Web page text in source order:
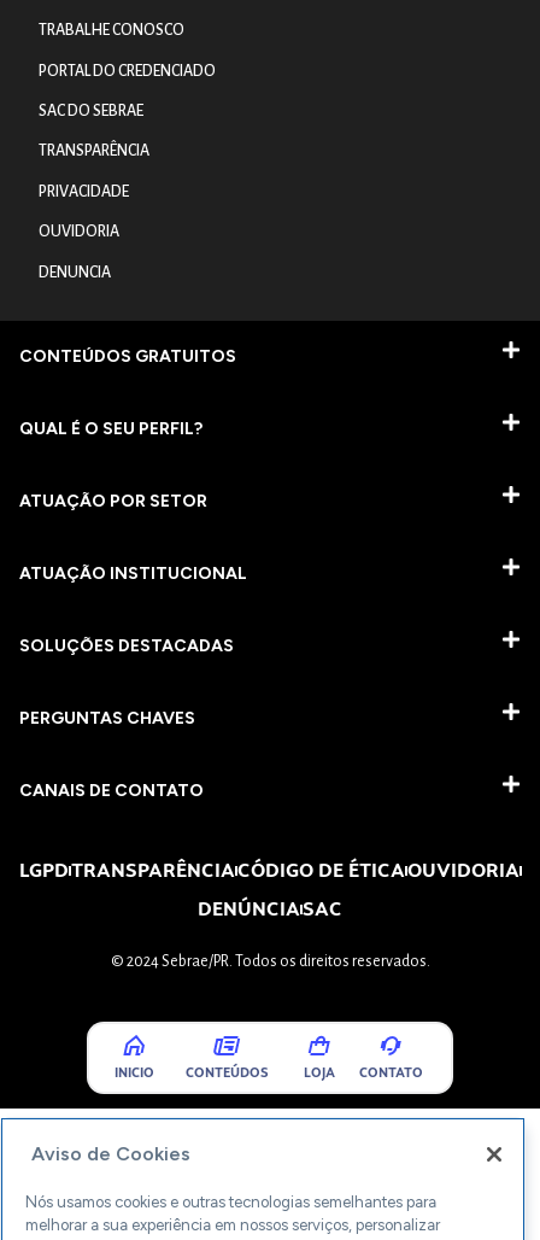
TRABALHE CONOSCO
PORTAL DO CREDENCIADO
SAC DO SEBRAE
TRANSPARÊNCIA
PRIVACIDADE
OUVIDORIA
DENUNCIA
CONTEÚDOS GRATUITOS
QUAL É O SEU PERFIL?
ATUAÇÃO POR SETOR
ATUAÇÃO INSTITUCIONAL
SOLUÇÕES DESTACADAS
PERGUNTAS CHAVES​
CANAIS DE CONTATO
LGPDTRANSPARÊNCIACÓDIGO DE ÉTICAOUVIDORIA
DENÚNCIASAC
© 2024 Sebrae/PR. Todos os direitos reservados.
INICIO CONTEÚDOS LOJA CONTATO
Aviso de Cookies
Nós usamos cookies e outras tecnologias semelhantes para
melhorar a sua experiência em nossos serviços, personalizar